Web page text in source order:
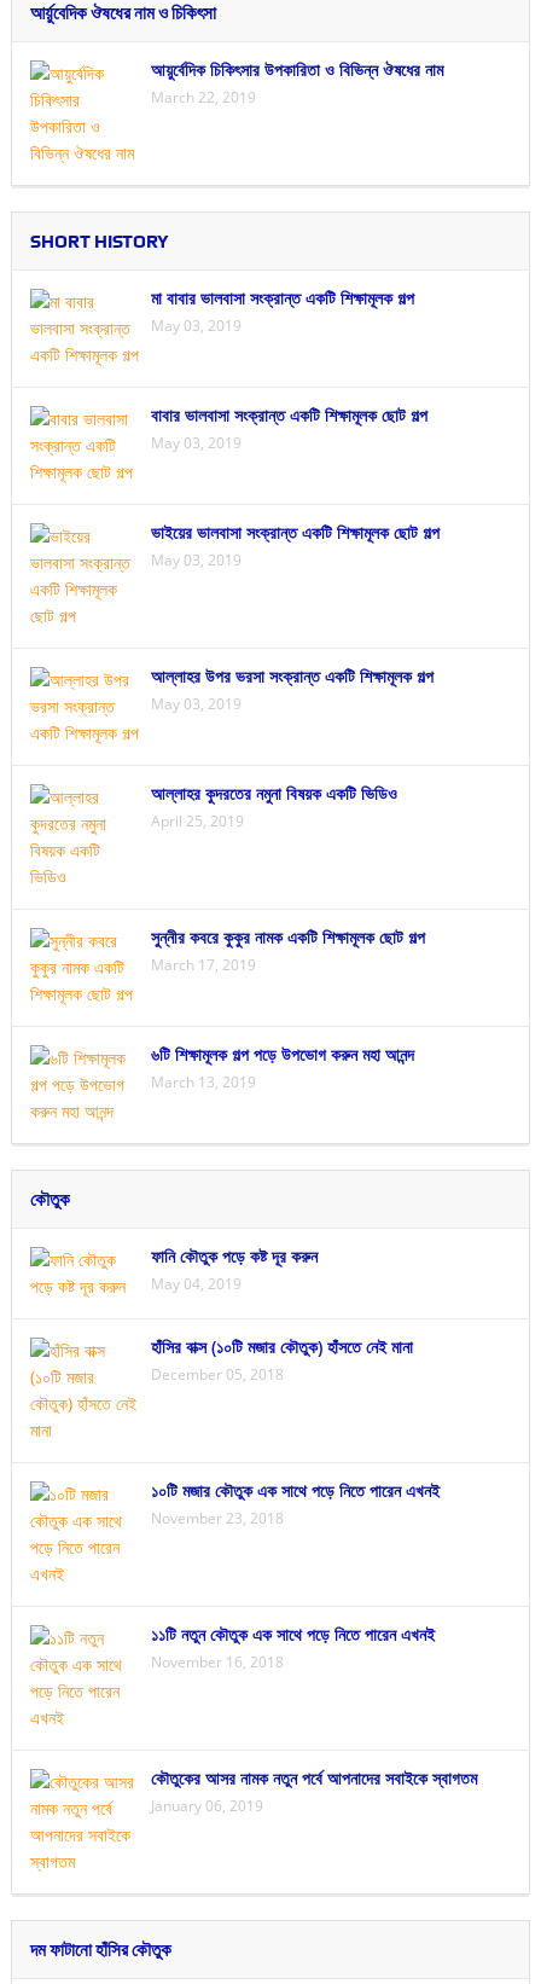
আর্য়ুবেদিক ঔষধের নাম ও চিকিৎসা
আয়ুর্বেদিক চিকিৎসার উপকারিতা ও বিভিন্ন ঔষধের নাম
March 22, 2019
SHORT HISTORY
মা বাবার ভালবাসা সংক্রান্ত একটি শিক্ষামূলক গল্প
May 03, 2019
বাবার ভালবাসা সংক্রান্ত একটি শিক্ষামূলক ছোট গল্প
May 03, 2019
ভাইয়ের ভালবাসা সংক্রান্ত একটি শিক্ষামূলক ছোট গল্প
May 03, 2019
আল্লাহর উপর ভরসা সংক্রান্ত একটি শিক্ষামূলক গল্প
May 03, 2019
আল্লাহর কুদরতের নমুনা বিষয়ক একটি ভিডিও
April 25, 2019
সুন্নীর কবরে কুকুর নামক একটি শিক্ষামূলক ছোট গল্প
March 17, 2019
৬টি শিক্ষামূলক গল্প পড়ে উপভোগ করুন মহা আনন্দ
March 13, 2019
কৌতুক
ফানি কৌতুক পড়ে কষ্ট দূর করুন
May 04, 2019
হাঁসির বাক্স (১০টি মজার কৌতুক) হাঁসতে নেই মানা
December 05, 2018
১০টি মজার কৌতুক এক সাথে পড়ে নিতে পারেন এখনই
November 23, 2018
১১টি নতুন কৌতুক এক সাথে পড়ে নিতে পারেন এখনই
November 16, 2018
কৌতুকের আসর নামক নতুন পর্বে আপনাদের সবাইকে স্বাগতম
January 06, 2019
দম ফাটানো হাঁসির কৌতুক